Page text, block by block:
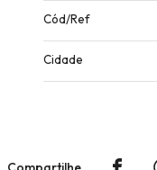
Cód/Ref
Cidade